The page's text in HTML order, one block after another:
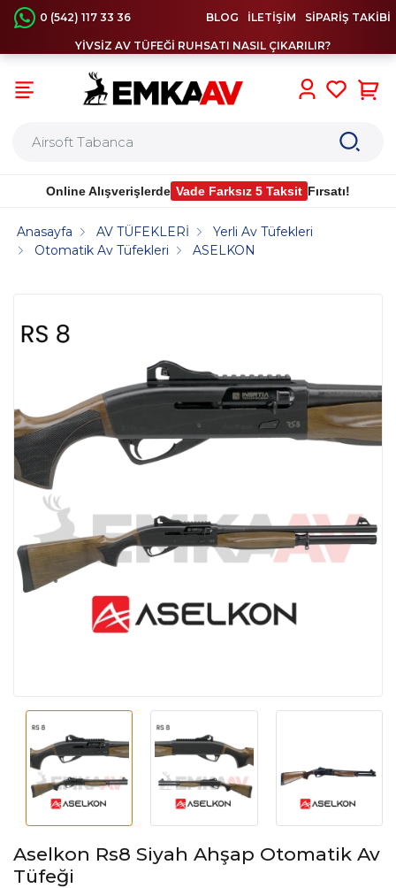
0 (542) 117 33 36 BLOG İLETİŞİM SİPARİŞ TAKİBİ
YİVSİZ AV TÜFEĞİ RUHSATI NASIL ÇIKARILIR?
Online Alışverişlerde Vade Farksız 5 Taksit Fırsatı!
Anasayfa AV TÜFEKLERİ
Yerli Av Tüfekleri
Otomatik Av Tüfekleri
ASELKON
Aselkon Rs8 Siyah Ahşap Otomatik Av
Tüfeği